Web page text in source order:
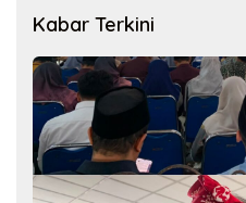
Kabar Terkini